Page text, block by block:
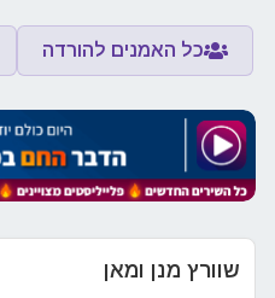
כל האמנים להורדה
שוורץ מנן ומאן